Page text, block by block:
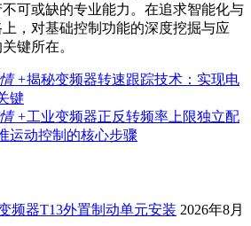
可或缺的专业能力。在追求智能化与
，对基础控制功能的深度挖掘与应
键所在。
+揭秘变频器转速跟踪技术：实现电
键
+工业变频器正反转频率上限独立配
运动控制的核心步骤
频器T13外置制动单元安装 2026年8月